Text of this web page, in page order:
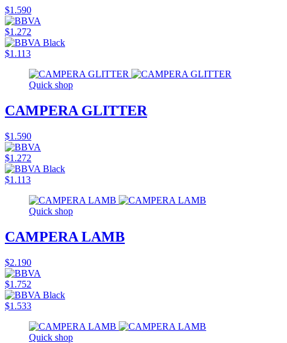
$1.590
$1.272
$1.113
Quick shop
CAMPERA GLITTER
$1.590
$1.272
$1.113
Quick shop
CAMPERA LAMB
$2.190
$1.752
$1.533
Quick shop